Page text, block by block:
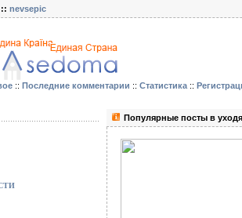
:: nevsepic
:: Последние комментарии :: Статистика ::
Популярные посты в